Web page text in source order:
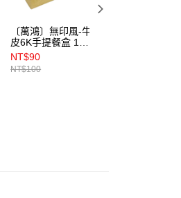
〔萬鴻〕無印風-牛
皮6K手提餐盒 10
入
NT$90
NT$100